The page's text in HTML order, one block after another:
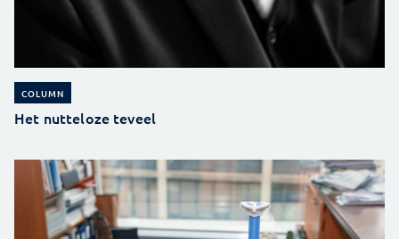
COLUMN
Het nutteloze teveel